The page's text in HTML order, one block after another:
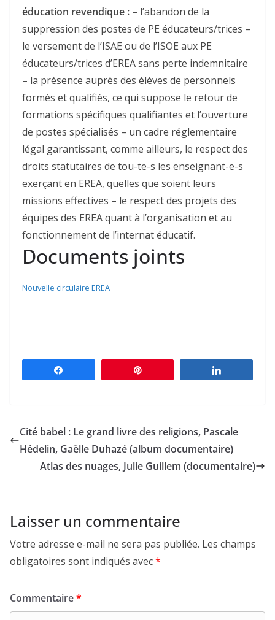
éducation revendique : – l’abandon de la
suppression des postes de PE éducateurs/trices –
le versement de l’ISAE ou de l’ISOE aux PE
éducateurs/trices d’EREA sans perte indemnitaire
– la présence auprès des élèves de personnels
formés et qualifiés, ce qui suppose le retour de
formations spécifiques qualifiantes et l’ouverture
de postes spécialisés – un cadre réglementaire
légal garantissant, comme ailleurs, le respect des
droits statutaires de tou-te-s les enseignant-e-s
exerçant en EREA, quelles que soient leurs
missions effectives – le respect des projets des
équipes des EREA quant à l’organisation et au
fonctionnement de l’internat éducatif.
Documents joints
Nouvelle circulaire EREA
Cité babel : Le grand livre des religions, Pascale
Hédelin, Gaëlle Duhazé (album documentaire)
Atlas des nuages, Julie Guillem (documentaire)
Laisser un commentaire
Votre adresse e-mail ne sera pas publiée. Les champs
obligatoires sont indiqués avec*
Commentaire*